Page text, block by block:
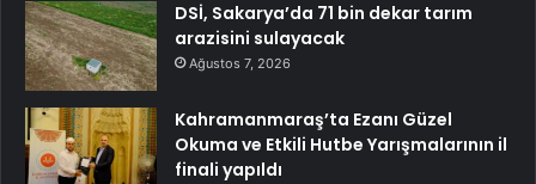
DSİ, Sakarya’da 71 bin dekar tarım
arazisini sulayacak
Ağustos 7, 2026
Kahramanmaraş’ta Ezanı Güzel
Okuma ve Etkili Hutbe Yarışmalarının il
finali yapıldı